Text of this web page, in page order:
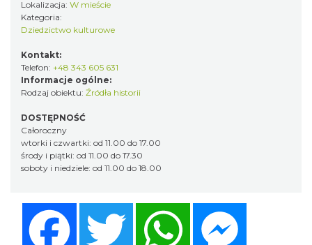
Lokalizacja: W mieście
Kategoria:
Dziedzictwo kulturowe
Kontakt:
Telefon: +48 343 605 631
Informacje ogólne:
Rodzaj obiektu: Źródła historii
DOSTĘPNOŚĆ
Całoroczny
wtorki i czwartki: od 11.00 do 17.00
środy i piątki: od 11.00 do 17.30
soboty i niedziele: od 11.00 do 18.00
Twitter WhatsApp